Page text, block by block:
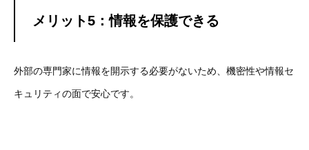
メリット5：情報を保護できる
外部の専門家に情報を開示する必要がないため、機密性や情報セ
キュリティの面で安心です。